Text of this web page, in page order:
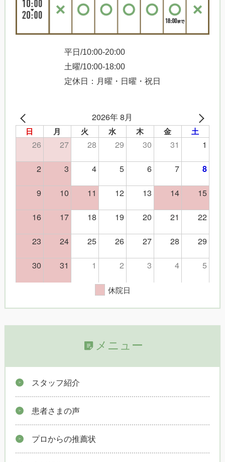
平日/10:00-20:00
土曜/10:00-18:00
定休日：月曜・日曜・祝日
2026年 8月
日 月 火 水 木 金 土
26 27 28 29 30 31
1
2
3 4 5 6 7 8
9 10 11 12 13 14
15
16
17 18 19 20 21
22
23
24 25 26 27 28
29
30
31 1 2 3 4 5
休院日
メニュー
スタッフ紹介
患者さまの声
プロからの推薦状